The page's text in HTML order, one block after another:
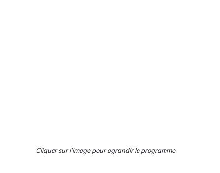
Cliquer sur l’image pour agrandir le programme